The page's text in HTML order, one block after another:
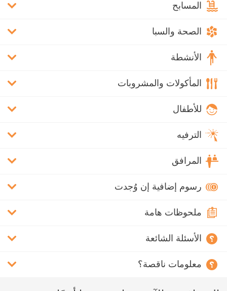
المسابح
الصحة والسبا
الأنشطة
المأكولات والمشروبات
للأطفال
الترفيه
المرافق
رسوم إضافية إن وُجدت
ملحوظات هامة
الأسئلة الشائعة
معلومات ناقصة؟